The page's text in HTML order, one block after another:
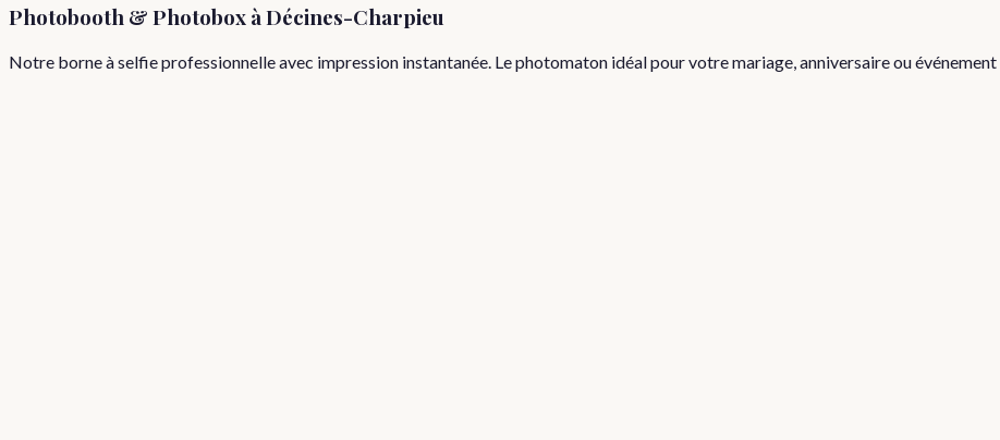
Photobooth & Photobox àDécines-Charpieu
Notre borne à selfie professionnelle avec impression instantanée. Le photomaton idéal pour votre mariage, anniversaire ou